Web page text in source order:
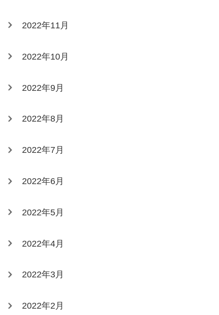
2022年11月
2022年10月
2022年9月
2022年8月
2022年7月
2022年6月
2022年5月
2022年4月
2022年3月
2022年2月